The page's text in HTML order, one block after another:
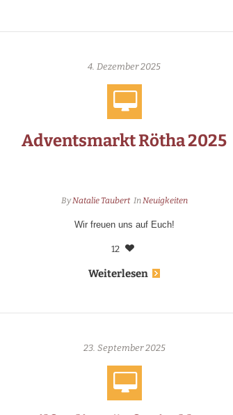
4. Dezember 2025
Adventsmarkt Rötha 2025
ByNatalie Taubert InNeuigkeiten
Wir freuen uns auf Euch!
12
Weiterlesen
23. September 2025